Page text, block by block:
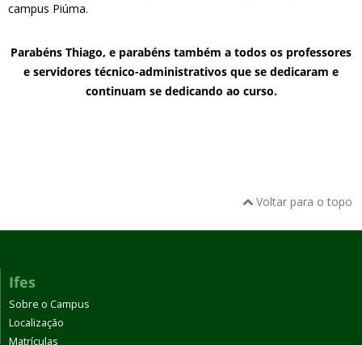
campus Piúma.
Parabéns Thiago, e parabéns também a todos os professores
e servidores técnico-administrativos que se dedicaram e
continuam se dedicando ao curso.
Voltar para o topo
Ifes
Sobre o Campus
Localização
Matrículas